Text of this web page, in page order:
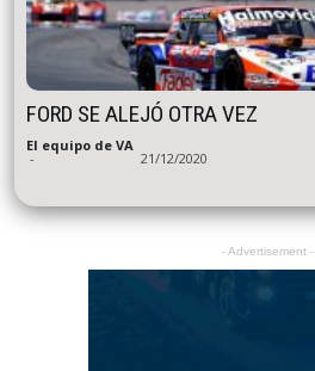
FORD SE ALEJÓ OTRA VEZ
El equipo de VA
- 21/12/2020
- Advertisement -